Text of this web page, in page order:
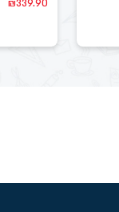
₪339.90